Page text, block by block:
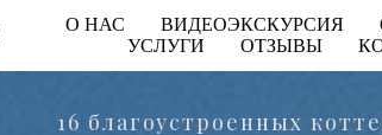
О НАС ВИДЕОЭКСКУРСИЯ
УСЛУГИ
ОТЗЫВЫ
16 благоустроенных